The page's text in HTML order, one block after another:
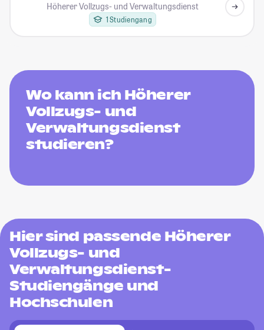
Höherer Vollzugs- und Verwaltungsdienst
1 Studiengang
Wo kann ich Höherer
Vollzugs- und
Verwaltungsdienst
studieren?
Hier sind passende Höherer
Vollzugs- und
Verwaltungsdienst-
Studiengänge und
Hochschulen